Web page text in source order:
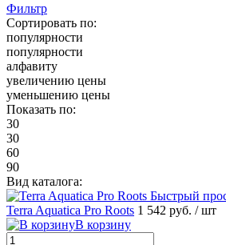
Фильтр
Сортировать по:
популярности
популярности
алфавиту
увеличению цены
уменьшению цены
Показать по:
30
30
60
90
Вид каталога:
Быстрый
Terra Aquatica Pro Roots 1 542 руб. / шт
В корзину